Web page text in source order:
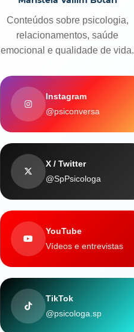
Conteúdos sobre psicologia,
relacionamentos, saúde
emocional e qualidade de vida.
Instagram
@psiconversa
X / Twitter
@SpPsicologa
YouTube
Vídeos e entrevistas
TikTok
@psicologa.sp